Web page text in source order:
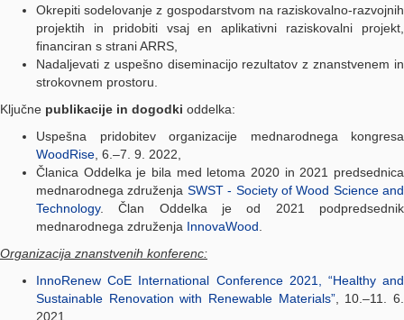
Okrepiti sodelovanje z gospodarstvom na raziskovalno-razvojnih
projektih in pridobiti vsaj en aplikativni raziskovalni projekt,
financiran s strani ARRS,
Nadaljevati z uspešno diseminacijo rezultatov z znanstvenem in
strokovnem prostoru.
Ključne publikacije in dogodki oddelka:
Uspešna pridobitev organizacije mednarodnega kongresa
WoodRise , 6.–7. 9. 2022,
Članica Oddelka je bila med letoma 2020 in 2021 predsednica
mednarodnega združenja SWST - Society of Wood Science and
Technology. Član Oddelka je od 2021 podpredsednik
mednarodnega združenja InnovaWood
Organizacija znanstvenih konferenc:
InnoRenew CoE International Conference 2021, “Healthy and
Sustainable Renovation with Renewable Materials”, 10.–11. 6.
2021